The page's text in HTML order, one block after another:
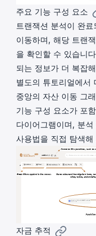
주요 기능 구성 요소
트랜잭션 분석이 완
이동하며, 해당 트랜
을 확인할 수 있습니
되는 정보가 더 복잡
별도의 튜토리얼에서
중앙의 자산 이동 그
기능 구성 요소가 포
다이어그램이며, 분
사용법을 직접 탐색
자금 추적